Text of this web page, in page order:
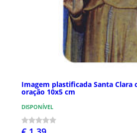
Imagem plastificada Santa
oração 10x5 cm
DISPONÍVEL